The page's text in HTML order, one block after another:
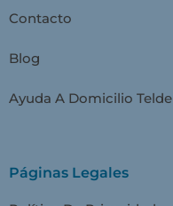
Contacto
Blog
Ayuda A Domicilio Telde
Páginas Legales